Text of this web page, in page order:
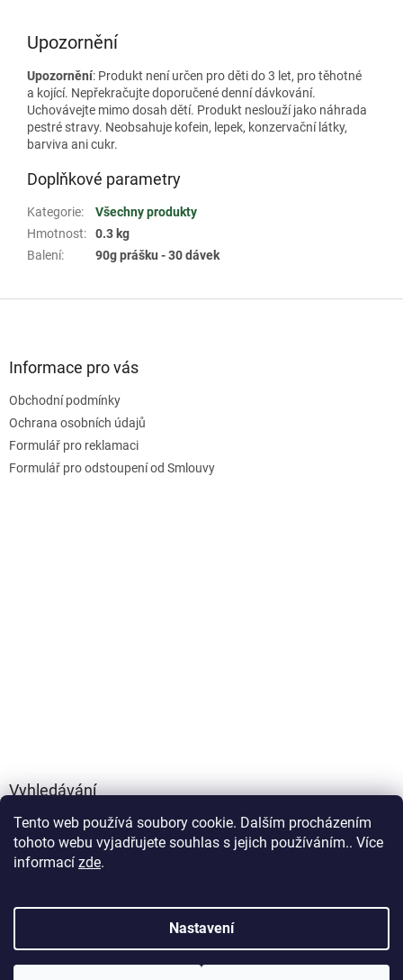
Tento web používá soubory cookie. Dalším procházením
tohoto webu vyjadřujete souhlas s jejich používáním.. Více
informací zde.
Nastavení
Upozornění
Upozornění: Produkt není určen pro děti do 3 let, pro těhotné
a kojící. Nepřekračujte doporučené denní dávkování.
Uchovávejte mimo dosah dětí. Produkt neslouží jako náhrada
pestré stravy. Neobsahuje kofein, lepek, konzervační látky,
barviva ani cukr.
Doplňkové parametry
Kategorie:
Všechny produkty
Hmotnost:
0.3 kg
Balení: 90g prášku - 30 dávek
Informace pro vás
Obchodní podmínky
Ochrana osobních údajů
Formulář pro reklamaci
Formulář pro odstoupení od Smlouvy
Vyhledávání
HLEDAT
FOXYLIFE - přírodní doplňky výživy